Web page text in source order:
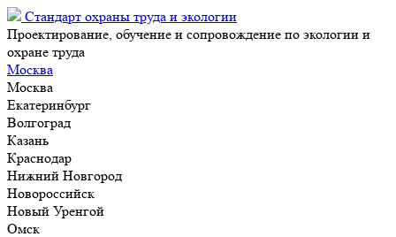
Стандарт охраны труда и экологии
Проектирование, обучение и сопровождение по экологии и
охране труда
Москва
Москва
Екатеринбург
Волгоград
Казань
Краснодар
Нижний Новгород
Новороссийск
Новый Уренгой
Омск